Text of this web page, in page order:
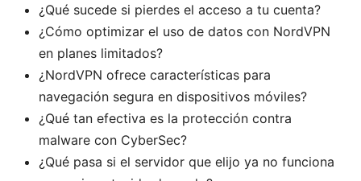
¿Qué sucede si pierdes el acceso a tu cuenta?
¿Cómo optimizar el uso de datos con NordVPN
en planes limitados?
¿NordVPN ofrece características para
navegación segura en dispositivos móviles?
¿Qué tan efectiva es la protección contra
malware con CyberSec?
¿Qué pasa si el servidor que elijo ya no funciona